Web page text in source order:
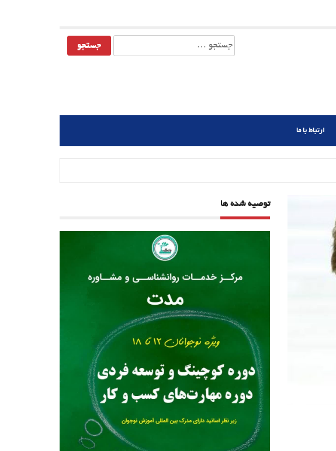
جستجو
برای:
ارتباط با ما
توصیه شده ها